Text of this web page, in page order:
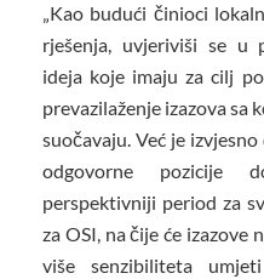
„Kao budući činioci
rješenja, uvjeriviši se u
ideja koje imaju za cilj
prevazilaženje izazova sa
suočavaju. Već je
odgovorne pozicije
perspektivniji period za
za OSI, na čije će izazove
više senzibiliteta